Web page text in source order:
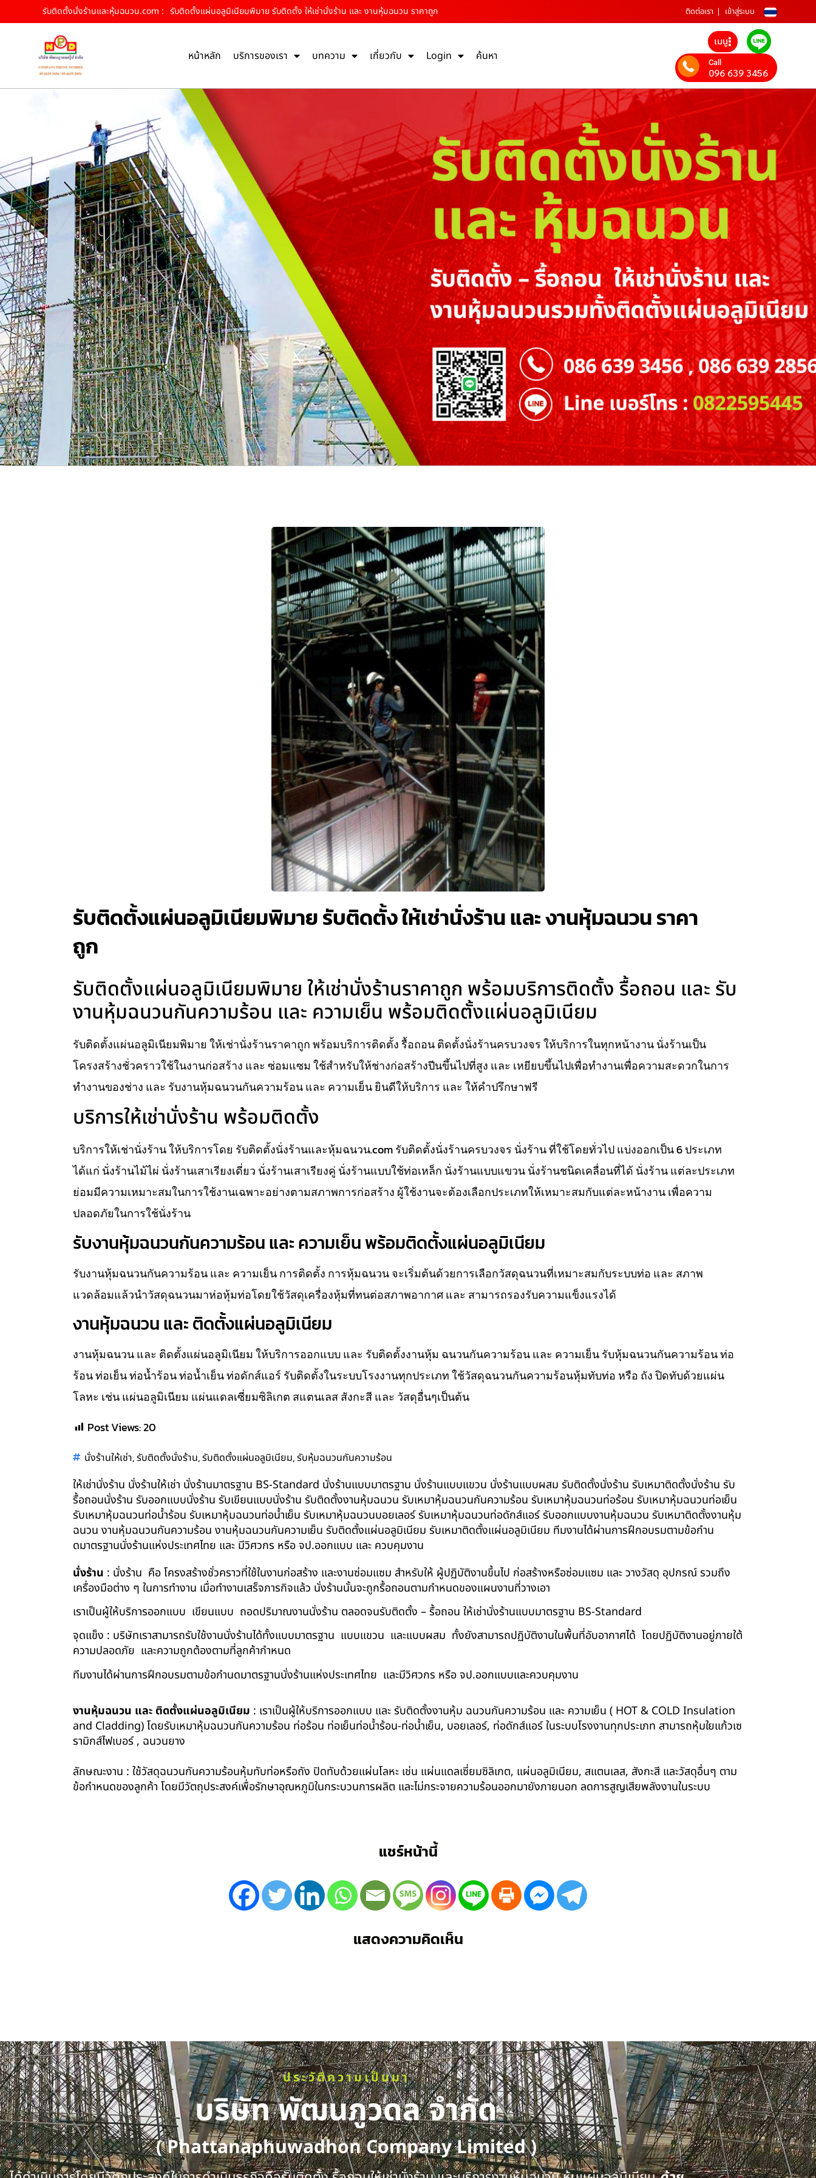
รับติดตั้งนั่งร้านและหุ้มฉนวน.com : รับติดตั้งแผ่นอลูมิเนียมพิมาย รับติดตั้ง ให้เช่านั่งร้าน และ งานหุ้มฉนวน ราคาถูก ติดต่อเรา เข้าสู่ระบบ
หน้าหลัก บริการของเรา บทความ เกี่ยวกับ Login ค้นหา
เมนู
Call
096 639 3456
รับติดตั้งแผ่นอลูมิเนียมพิมาย รับติดตั้ง ให้เช่านั่งร้าน และ งานหุ้มฉนวน ราคา
ถูก
รับติดตั้งแผ่นอลูมิเนียมพิมาย ให้เช่านั่งร้านราคาถูก พร้อมบริการติดตั้ง รื้อถอน และ รับ
งานหุ้มฉนวนกันความร้อน และ ความเย็น พร้อมติดตั้งแผ่นอลูมิเนียม
รับติดตั้งแผ่นอลูมิเนียมพิมาย ให้เช่านั่งร้านราคาถูก พร้อมบริการติดตั้ง รื้อถอน ติดตั้งนั่งร้านครบวงจร ให้บริการในทุกหน้างาน นั่งร้านเป็น
โครงสร้างชั่วคราวใช้ในงานก่อสร้าง และ ซ่อมแซม ใช้สำหรับให้ช่างก่อสร้างปีนขึ้นไปที่สูง และ เหยียบขึ้นไปเพื่อทำงานเพื่อความสะดวกในการ
ทำงานของช่าง และ รับงานหุ้มฉนวนกันความร้อน และ ความเย็น ยินดีให้บริการ และ ให้คำปรึกษาฟรี
บริการให้เช่านั่งร้าน พร้อมติดตั้ง
บริการให้เช่านั่งร้าน ให้บริการโดย รับติดตั้งนั่งร้านและหุ้มฉนวน.com รับติดตั้งนั่งร้านครบวงจร นั่งร้าน ที่ใช้โดยทั่วไป แบ่งออกเป็น 6 ประเภท
ได้แก่ นั่งร้านไม้ไผ่ นั่งร้านเสาเรียงเดี่ยว นั่งร้านเสาเรียงคู่ นั่งร้านแบบใช้ท่อเหล็ก นั่งร้านแบบแขวน นั่งร้านชนิดเคลื่อนที่ได้ นั่งร้าน แต่ละประเภท
ย่อมมีความเหมาะสมในการใช้งานเฉพาะอย่างตามสภาพการก่อสร้าง ผู้ใช้งานจะต้องเลือกประเภทให้เหมาะสมกับแต่ละหน้างาน เพื่อความ
ปลอดภัยในการใช้นั่งร้าน
รับงานหุ้มฉนวนกันความร้อน และ ความเย็น พร้อมติดตั้งแผ่นอลูมิเนียม
รับงานหุ้มฉนวนกันความร้อน และ ความเย็น การติดตั้ง การหุ้มฉนวน จะเริ่มต้นด้วยการเลือกวัสดุฉนวนที่เหมาะสมกับระบบท่อ และ สภาพ
แวดล้อมแล้วนำวัสดุฉนวนมาห่อหุ้มท่อโดยใช้วัสดุเครื่องหุ้มที่ทนต่อสภาพอากาศ และ สามารถรองรับความแข็งแรงได้
งานหุ้มฉนวน และ ติดตั้งแผ่นอลูมิเนียม
งานหุ้มฉนวน และ ติดตั้งแผ่นอลูมิเนียม ให้บริการออกแบบ และ รับติดตั้งงานหุ้ม ฉนวนกันความร้อน และ ความเย็น รับหุ้มฉนวนกันความร้อน ท่อ
ร้อน ท่อเย็น ท่อน้ำร้อน ท่อน้ำเย็น ท่อดักส์แอร์ รับติดตั้งในระบบโรงงานทุกประเภท ใช้วัสดุฉนวนกันความร้อนหุ้มทับท่อ หรือ ถัง ปิดทับด้วยแผ่น
โลหะ เช่น แผ่นอลูมิเนียม แผ่นแดลเซี่ยมซิลิเกต สแตนเลส สังกะสี และ วัสดุอื่นๆเป็นต้น
Post Views:20
นั่งร้านให้เช่า,รับติดตั้งนั่งร้าน,รับติดตั้งแผ่นอลูมิเนียม,รับหุ้มฉนวนกันความร้อน
ให้เช่านั่งร้าน นั่งร้านให้เช่า นั่งร้านมาตรฐาน BS-Standard นั่งร้านแบบมาตรฐาน นั่งร้านแบบแขวน นั่งร้านแบบผสม รับติดตั้งนั่งร้าน รับเหมาติดตั้งนั่งร้าน รับ
รื้อถอนนั่งร้าน รับออกแบบนั่งร้าน รับเขียนแบบนั่งร้าน รับติดตั้งงานหุ้มฉนวน รับเหมาหุ้มฉนวนกันความร้อน รับเหมาหุ้มฉนวนท่อร้อน รับเหมาหุ้มฉนวนท่อเย็น
รับเหมาหุ้มฉนวนท่อน้ำร้อน รับเหมาหุ้มฉนวนท่อน้ำเย็น รับเหมาหุ้มฉนวนบอยเลอร์ รับเหมาหุ้มฉนวนท่อดักส์แอร์ รับออกแบบงานหุ้มฉนวน รับเหมาติดตั้งงานหุ้ม
ฉนวน งานหุ้มฉนวนกันความร้อน งานหุ้มฉนวนกันความเย็น รับติดตั้งแผ่นอลูมิเนียม รับเหมาติดตั้งแผ่นอลูมิเนียม ทีมงานได้ผ่านการฝึกอบรมตามข้อกำน
ดมาตรฐานนั่งร้านแห่งประเทศไทย และ มีวิศวกร หรือ จป.ออกแบบ และ ควบคุมงาน
นั่งร้าน : นั่งร้าน คือ โครงสร้างชั่วคราวที่ใช้ในงานก่อสร้าง และงานซ่อมแซม สำหรับให้ ผู้ปฏิบัติงานขึ้นไป ก่อสร้างหรือซ่อมแซม และ วางวัสดุ อุปกรณ์ รวมถึง
เครื่องมือต่าง ๆ ในการทำงาน เมื่อทำงานเสร็จภารกิจแล้ว นั่งร้านนั้นจะถูกรื้อถอนตามกำหนดของแผนงานที่วางเอา
เราเป็นผู้ให้บริการออกแบบ เขียนแบบ ถอดปริมาณงานนั่งร้าน ตลอดจนรับติดตั้ง – รื้อถอน ให้เช่านั่งร้านแบบมาตรฐาน BS-Standard
จุดแข็ง : บริษัทเราสามารถรับใช้งานนั่งร้านได้ทั้งแบบมาตรฐาน แบบแขวน และแบบผสม ทั้งยังสามารถปฏิบัติงานในพื้นที่อับอากาศได้ โดยปฏิบัติงานอยู่ภายใต้
ความปลอดภัย และความถูกต้องตามที่ลูกค้ากำหนด
ทีมงานได้ผ่านการฝึกอบรมตามข้อกำนดมาตรฐานนั่งร้านแห่งประเทศไทย และมีวิศวกร หรือ จป.ออกแบบและควบคุมงาน
งานหุ้มฉนวน และ ติดตั้งแผ่นอลูมิเนียม : เราเป็นผู้ให้บริการออกแบบ และ รับติดตั้งงานหุ้ม ฉนวนกันความร้อน และ ความเย็น ( HOT & COLD Insulation
and Cladding) โดยรับเหมาหุ้มฉนวนกันความร้อน ท่อร้อน ท่อเย็นท่อน้ำร้อน-ท่อน้ำเย็น, บอยเลอร์, ท่อดักส์แอร์ ในระบบโรงงานทุกประเภท สามารถหุ้มใยแก้วเซ
รามิกส์ไฟเบอร์ , ฉนวนยาง
ลักษณะงาน : ใช้วัสดุฉนวนกันความร้อนหุ้มทับท่อหรือถัง ปิดทับด้วยแผ่นโลหะ เช่น แผ่นแดลเซี่ยมซิลิเกต, แผ่นอลูมิเนียม, สแตนเลส, สังกะสี และวัสดุอื่นๆ ตาม
ข้อกำหนดของลูกค้า โดยมีวัตถุประสงค์เพื่อรักษาอุณหภูมิในกระบวนการผลิต และไม่กระจายความร้อนออกมายังภายนอก ลดการสูญเสียพลังงานในระบบ
แชร์หน้านี้
แสดงความคิดเห็น
ประวัติความเป็นมา
บริษัท พัฒนภูวดล จำกัด
( Phattanaphuwadhon Company Limited )